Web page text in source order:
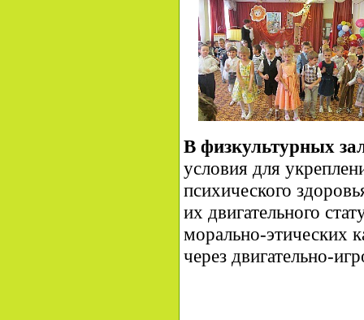
В физкультурных
условия для
психического
их двигательного
морально-этических
через двигательно-